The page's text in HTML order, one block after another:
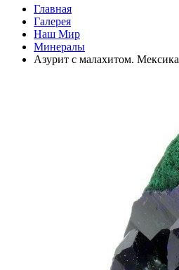
Главная
Галерея
Наш Мир
Минералы
Азурит с малахитом. Мексика